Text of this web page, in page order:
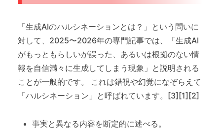
「生成AIのハルシネーションとは？」という問いに
対して、2025〜2026年の専門記事では、「生成AI
がもっともらしいが誤った、あるいは根拠のない情
報を自信満々に生成してしまう現象」と説明される
ことが一般的です。 これは錯視や幻覚になぞらえて
「ハルシネーション」と呼ばれています。[3][1][2]
事実と異なる内容を断定的に述べる。